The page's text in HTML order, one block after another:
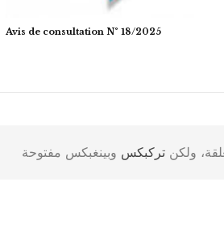
Avis de consultation N° 18/2025
ولكنتركبكس